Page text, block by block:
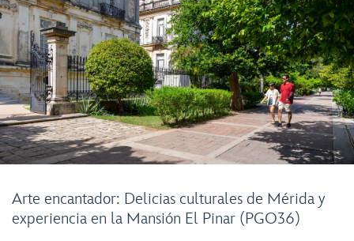
Arte encantador: Delicias culturales de Mérida y
experiencia en la Mansión El Pinar (PGO36)